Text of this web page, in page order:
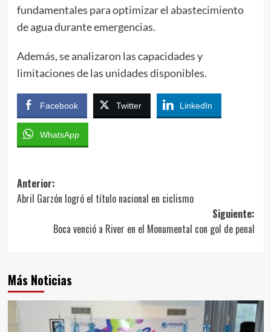
fundamentales para optimizar el abastecimiento
de agua durante emergencias.
Además, se analizaron las capacidades y
limitaciones de las unidades disponibles.
Facebook Twitter LinkedIn
WhatsApp
Navegación
de
entradas
Anterior:
Abril Garzón logró el título nacional en ciclismo
Siguiente:
Boca venció a River en el Monumental con gol de penal
Más Noticias